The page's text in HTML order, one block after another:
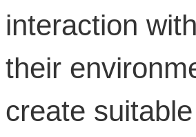
interaction
their
create